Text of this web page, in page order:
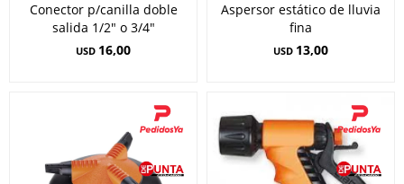
Conector p/canilla doble
salida 1/2" o 3/4"
USD 16,00
Aspersor estático de lluvia
fina
USD 13,00